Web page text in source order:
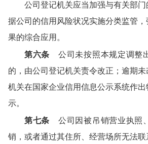
公司登记机关应当加强与有关部
据公司的信用风险状况实施分类监管
果的综合应用。
第六条 公司未按照本规定调整
的，由公司登记机关责令改正；逾期
机关在国家企业信用信息公示系统作
示。
第七条 公司因被吊销营业执照
销，或者通过其住所、经营场所无法